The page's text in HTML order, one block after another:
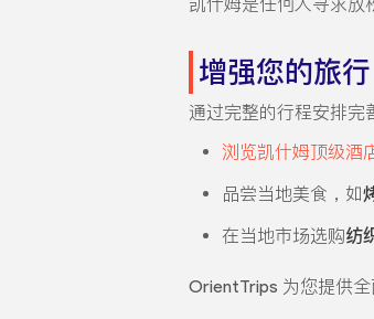
增强您的旅
通过完整的行程安排完
浏览凯什姆顶级酒
品尝当地美食，如
在当地市场选购纺
OrientTrips 为您提供全